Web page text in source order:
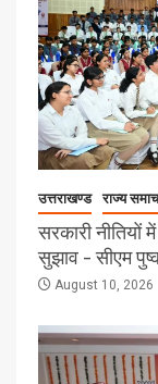
उत्तराखण्ड राज्य
सरकारी नीतियों
सुझाव – सीएम
August 10, 2026